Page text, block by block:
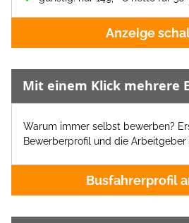
Anzeige
Mit einem Klick mehrere
Warum immer selbst bewerben?
Bewerberprofil und die
Busfahrerprofil